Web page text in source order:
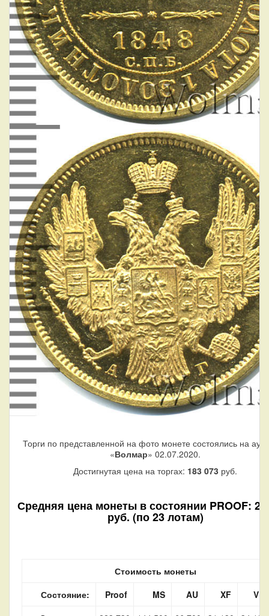
Торги по представленной на фото монете состоялись на
«Волмар» 02.07.2020.
Достигнутая цена на торгах: 183 073 руб.
Средняя цена монеты в состоянии PROOF:
руб. (по 23 лотам)
Стоимость монеты
Состояние:
Proof MS AU XF
VF